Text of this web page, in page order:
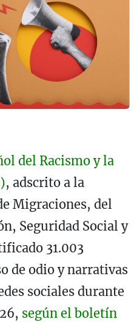
del Racismo y la
, adscrito a la
Migraciones, del
Seguridad Social y
31.003
de odio y narrativas
sociales durante
según el boletín